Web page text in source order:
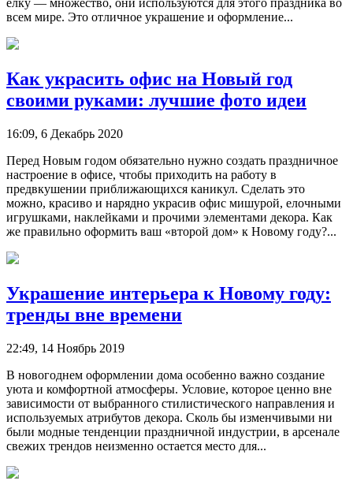
всем мире. Это отличное украшение и оформление...
Как украсить офис на Новый год
своими руками: лучшие фото идеи
16:09, 6 Декабрь 2020
Перед Новым годом обязательно нужно создать праздничное
настроение в офисе, чтобы приходить на работу в
предвкушении приближающихся каникул. Сделать это
можно, красиво и нарядно украсив офис мишурой, елочными
игрушками, наклейками и прочими элементами декора. Как
же правильно оформить ваш «второй дом» к Новому году?...
Украшение интерьера к Новому году:
тренды вне времени
22:49, 14 Ноябрь 2019
В новогоднем оформлении дома особенно важно создание
уюта и комфортной атмосферы. Условие, которое ценно вне
зависимости от выбранного стилистического направления и
используемых атрибутов декора. Сколь бы изменчивыми ни
были модные тенденции праздничной индустрии, в арсенале
свежих трендов неизменно остается место для...